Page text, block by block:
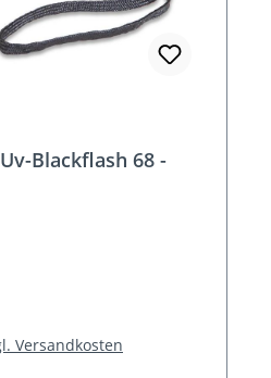
Blackflash 68 -
Versandkosten